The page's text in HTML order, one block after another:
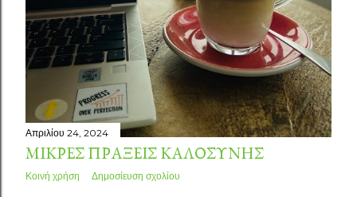
Απριλίου 24, 2024
ΜΙΚΡΈΣ ΠΡΆΞΕΙΣ ΚΑΛΟΣΎΝΗΣ
Κοινή χρήση Δημοσίευση σχολίου